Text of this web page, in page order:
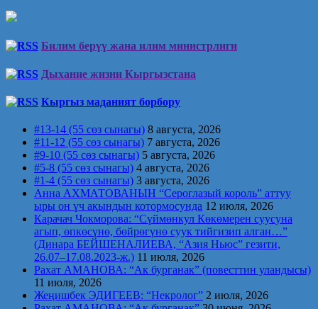
Билим берүү жана илим министрлиги
Дыхание жизни Кыргызстана
Кыргыз маданият борбору
#13-14 (55 сөз сынагы) 8 августа, 2026
#11-12 (55 сөз сынагы) 7 августа, 2026
#9-10 (55 сөз сынагы) 5 августа, 2026
#5-8 (55 сөз сынагы) 4 августа, 2026
#1-4 (55 сөз сынагы) 3 августа, 2026
Анна АХМАТОВАНЫН “Сероглазый король” аттуу
ыры он үч акындын котормосунда 12 июля, 2026
Карачач Чокморова: “Сүймөнкул Көкөмерен суусуна
агып, өпкөсүнө, бөйрөгүнө суук тийгизип алган…”
(Динара БЕЙШЕНАЛИЕВА, “Азия Ньюс” гезити,
26.07–17.08.2023-ж.) 11 июля, 2026
Рахат АМАНОВА: “Ак бурганак” (повесттин уландысы)
11 июля, 2026
Жеңишбек ЭДИГЕЕВ: “Некролог” 2 июля, 2026